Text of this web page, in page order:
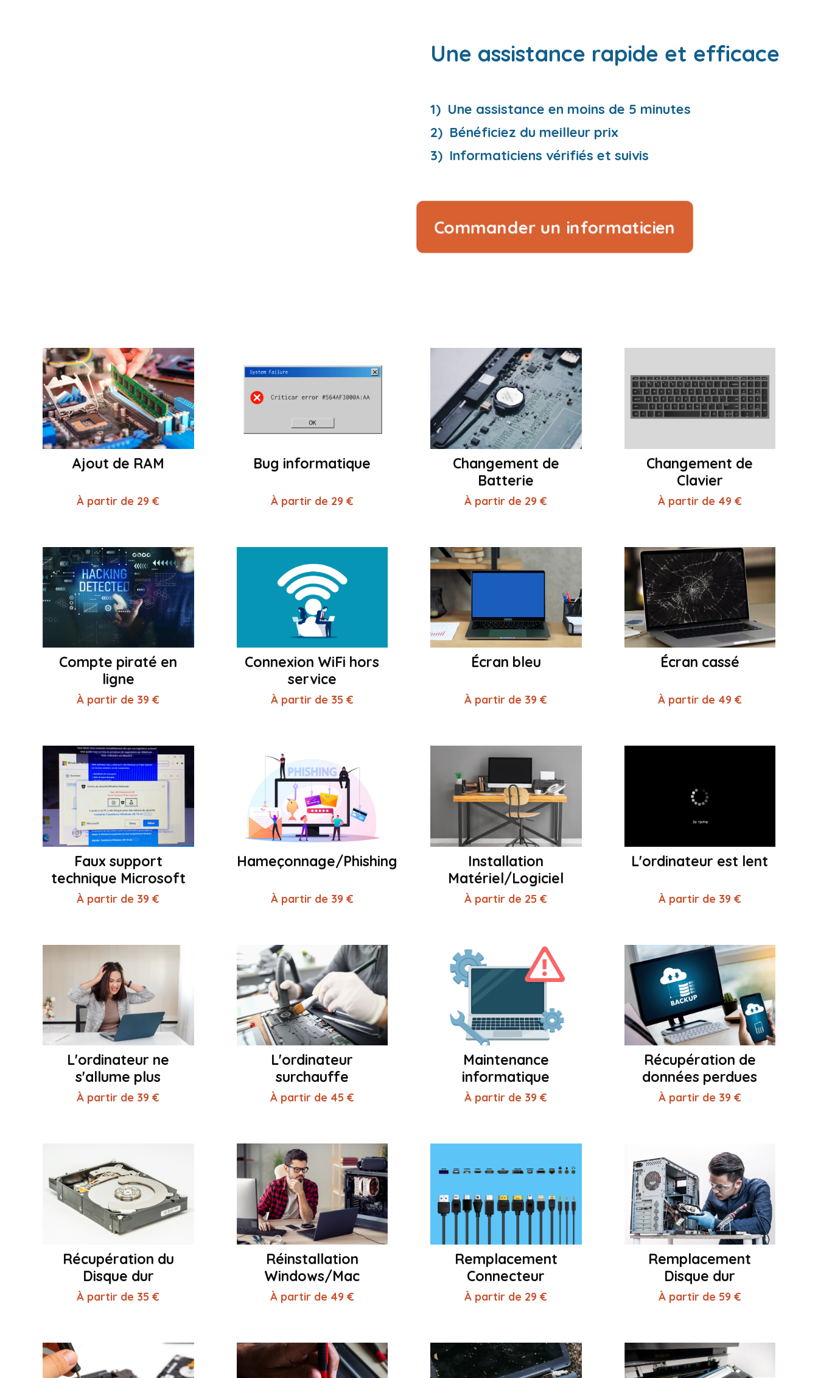
Une assistance rapide et efficace
Une assistance en moins de 5 minutes
Bénéficiez du meilleur prix
Informaticiens vérifiés et suivis
Commander un informaticien
Ajout de RAM
À partir de 29 €
Bug informatique
À partir de 29 €
Changement de
Batterie
À partir de 29 €
Changement de
Clavier
À partir de 49 €
Compte piraté en
ligne
À partir de 39 €
Connexion WiFi hors
service
À partir de 35 €
Écran bleu
À partir de 39 €
Écran cassé
À partir de 49 €
Faux support
technique Microsoft
À partir de 39 €
Hameçonnage/Phishing
À partir de 39 €
Installation
Matériel/Logiciel
À partir de 25 €
L'ordinateur est lent
À partir de 39 €
L'ordinateur ne
s'allume plus
À partir de 39 €
L'ordinateur
surchauffe
À partir de 45 €
Maintenance
informatique
À partir de 39 €
Récupération de
données perdues
À partir de 39 €
Récupération du
Disque dur
À partir de 35 €
Réinstallation
Windows/Mac
À partir de 49 €
Remplacement
Connecteur
À partir de 29 €
Remplacement
Disque dur
À partir de 59 €